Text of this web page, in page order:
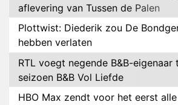
aflevering van Tussen de Palen
Plottwist: Diederik zou De
hebben verlaten
RTL voegt negende B&B-eigenaar
seizoen B&B Vol Liefde
HBO Max zendt voor het eerst